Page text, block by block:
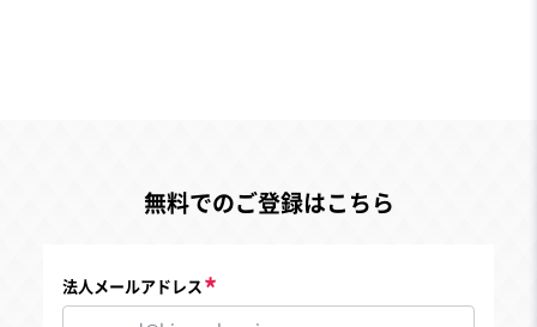
無料でのご登録はこちら
法人メールアドレス